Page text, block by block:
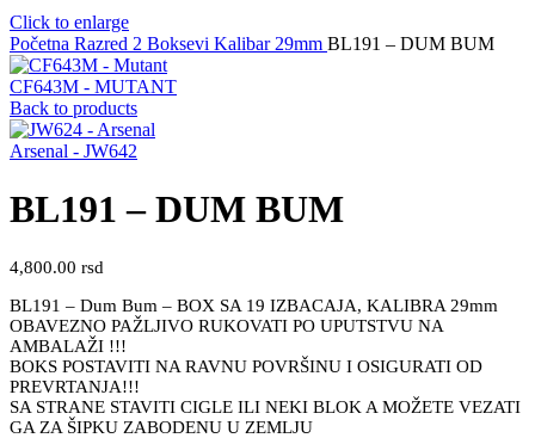
Click to enlarge
Početna Razred 2 Boksevi Kalibar 29mm BL191 – DUM BUM
CF643M - MUTANT
Back to products
Arsenal - JW642
BL191 – DUM BUM
4,800.00 rsd
BL191 – Dum Bum – BOX SA 19 IZBACAJA, KALIBRA 29mm
OBAVEZNO PAŽLJIVO RUKOVATI PO UPUTSTVU NA
AMBALAŽI !!!
BOKS POSTAVITI NA RAVNU POVRŠINU I OSIGURATI OD
PREVRTANJA!!!
SA STRANE STAVITI CIGLE ILI NEKI BLOK A MOŽETE VEZATI
GA ZA ŠIPKU ZABODENU U ZEMLJU